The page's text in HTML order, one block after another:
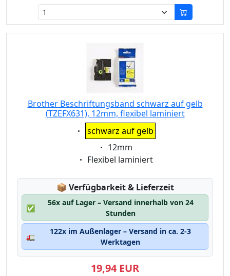
Brother Beschriftungsband schwarz auf gelb
(TZEFX631), 12mm, flexibel laminiert
Eigenschaft:
schwarz auf gelb
Eigenschaft:
12mm
Eigenschaft:
Flexibel laminiert
📦 Lagerstatus:
Verfügbarkeit & Lieferzeit
✅
56x auf Lager – Versand innerhalb von 24
Stunden
🚛
122x im Außenlager – Versand in ca. 2-3
Werktagen
19,94 EUR